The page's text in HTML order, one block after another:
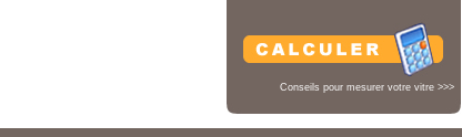
Conseils pour mesurer votre vitre >>>